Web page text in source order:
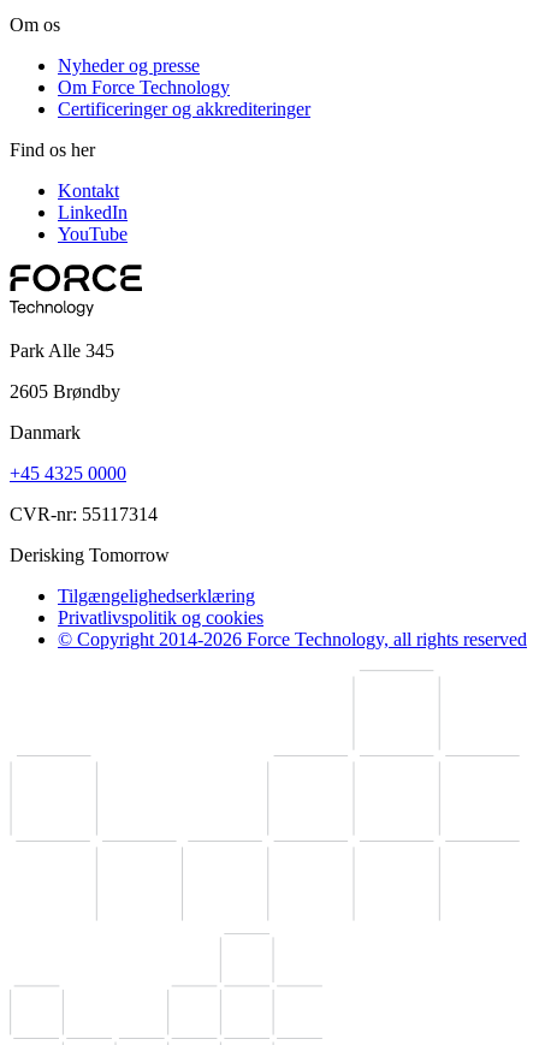
Om os
Nyheder og presse
Om Force Technology
Certificeringer og akkrediteringer
Find os her
Kontakt
LinkedIn
YouTube
Park Alle 345
2605 Brøndby
Danmark
+45 4325 0000
CVR-nr: 55117314
Derisking Tomorrow
Tilgængelighedserklæring
Privatlivspolitik og cookies
© Copyright 2014-2026 Force Technology, all rights reserved